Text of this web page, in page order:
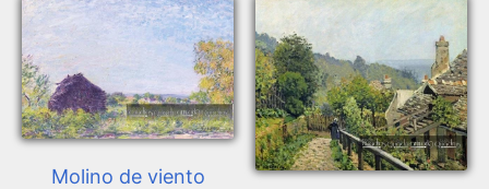
Molino de viento